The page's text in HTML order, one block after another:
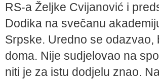
RS-a Željke Cvijanović i
Dodika na svečanu
Srpske. Uredno se
doma. Nije sudjelovao na
niti je za istu dodjelu znao.